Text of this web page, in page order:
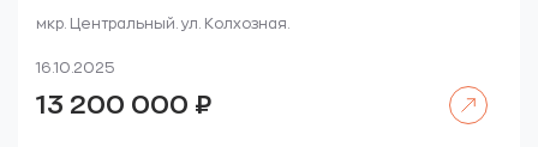
мкр. Центральный. ул. Колхозная.
16.10.2025
13 200 000 ₽